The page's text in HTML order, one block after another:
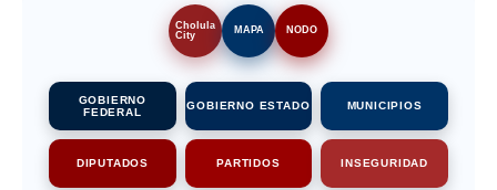
Cholula
City
MAPA NODO
GOBIERNO
FEDERAL
GOBIERNO ESTADO MUNICIPIOS
DIPUTADOS PARTIDOS INSEGURIDAD